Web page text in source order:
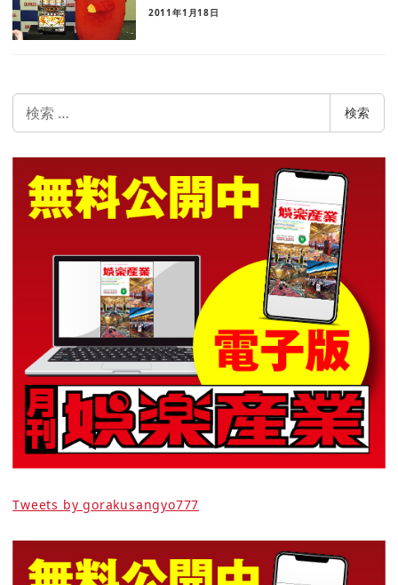
2011年1月18日
索
検索
Tweets by gorakusangyo777